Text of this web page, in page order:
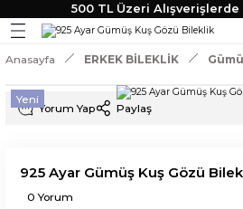
500 TL Üzeri
Geri Dön
Geri Dön
Geri Dön
Geri Dön
TAKI
Anasayfa ERKEK BİLEKLİK
Yeni
Yorum Yap Paylaş
925 Ayar Gümüş Kuş Gözü
0 Yorum